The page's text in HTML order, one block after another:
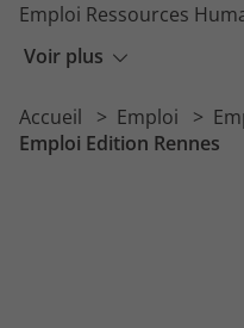
Voir plus
Emploi Ressources
Emploi Vente Rennes
Emploi Transport Rennes
Accueil Emploi
Emploi Edition Rennes